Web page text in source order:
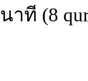
าที (8